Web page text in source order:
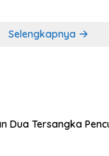
Selengkapnya
Dua Tersangka